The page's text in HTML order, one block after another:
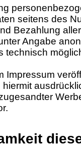
seitens des
Bezahlung
Angabe
technisch
Impressum